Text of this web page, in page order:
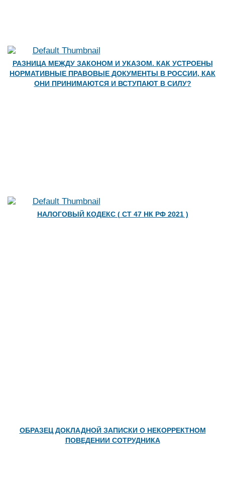
РАЗНИЦА МЕЖДУ ЗАКОНОМ И УКАЗОМ. КАК УСТРОЕНЫ
НОРМАТИВНЫЕ ПРАВОВЫЕ ДОКУМЕНТЫ В РОССИИ, КАК
ОНИ ПРИНИМАЮТСЯ И ВСТУПАЮТ В СИЛУ?
НАЛОГОВЫЙ КОДЕКС ( СТ 47 НК РФ 2021 )
ОБРАЗЕЦ ДОКЛАДНОЙ ЗАПИСКИ О НЕКОРРЕКТНОМ
ПОВЕДЕНИИ СОТРУДНИКА